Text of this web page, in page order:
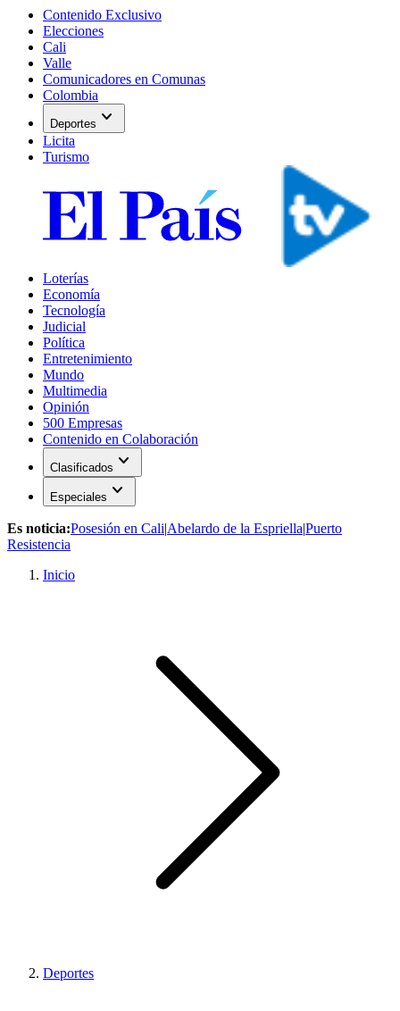
Contenido Exclusivo
Elecciones
Cali
Valle
Comunicadores en Comunas
Colombia
Deportes expand_more
Licita
Turismo
Loterías
Economía
Tecnología
Judicial
Política
Entretenimiento
Mundo
Multimedia
Opinión
500 Empresas
Contenido en Colaboración
Clasificados expand_more
Especiales expand_more
Es noticia:Posesión en Cali|Abelardo de la Espriella|Puerto
Resistencia
Inicio
Deportes